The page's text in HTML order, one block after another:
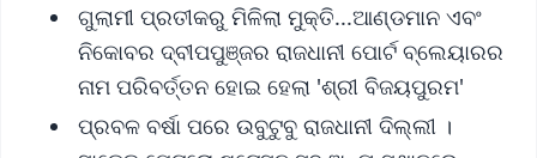
ଗୁଲାମୀ ପ୍ରତୀକରୁ ମିଳିଲା ମୁକ୍ତି...ଆଣ୍ଡମାନ ଏବଂ
ନିକୋବର ଦ୍ବୀପପୁଞ୍ଜର ରାଜଧାନୀ ପୋର୍ଟ ବ୍ଲେୟାରର
ନାମ ପରିବର୍ତ୍ତନ ହୋଇ ହେଲା 'ଶ୍ରୀ ବିଜୟପୁରମ'
ପ୍ରବଳ ବର୍ଷା ପରେ ଉବୁଟୁବୁ ରାଜଧାନୀ ଦିଲ୍ଲୀ ।